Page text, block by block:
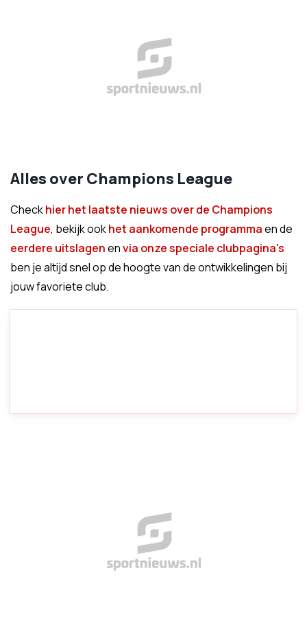
Alles over Champions League
Checkhier het laatste nieuws over de Champions
League, bekijk ookhet aankomende programmaen de
eerdere uitslagenenvia onze speciale clubpagina's
ben je altijd snel op de hoogte van de ontwikkelingen bij
jouw favoriete club.